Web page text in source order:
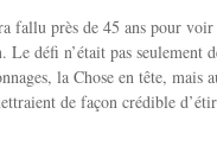
fallu près de 45 ans pour
Le défi n’était pas seulement
la Chose en tête, mais
de façon crédible